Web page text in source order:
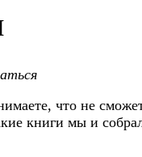
что не
книги мы и